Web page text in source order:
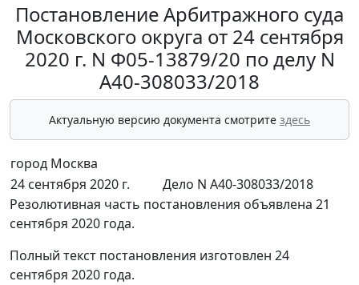
Постановление Арбитражного суда
Московского округа от 24 сентября
2020 г. N Ф05-13879/20 по делу N
А40-308033/2018
Актуальную версию документа смотрите здесь
город Москва
24 сентября 2020 г.
Дело N А40-308033/2018
Резолютивная часть постановления объявлена 21
сентября 2020 года.
Полный текст постановления изготовлен 24
сентября 2020 года.